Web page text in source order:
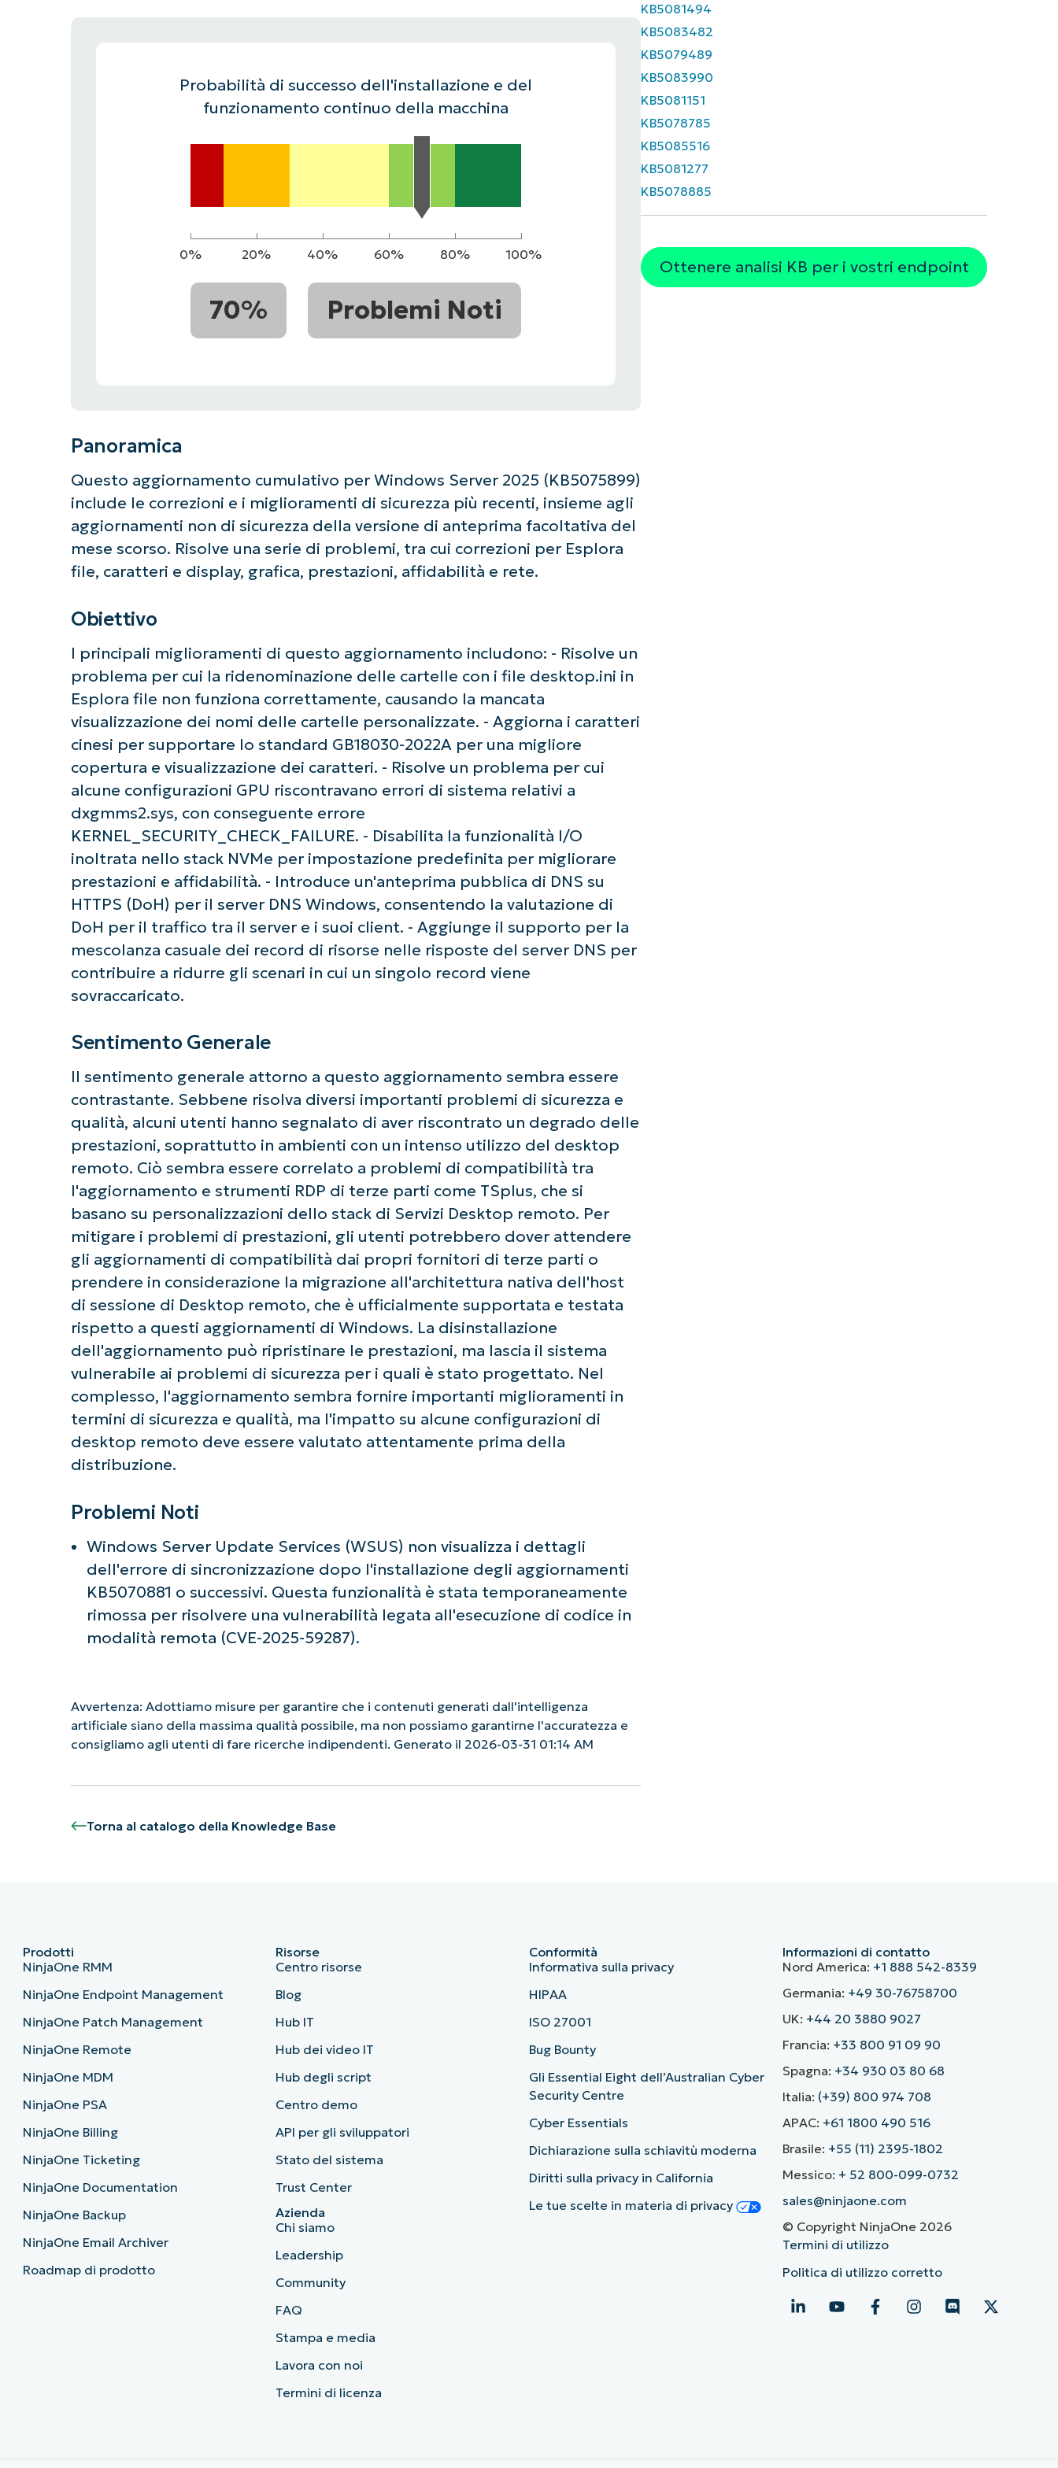
Probabilità di successo dell'installazione e del
funzionamento continuo della macchina
0% 20% 40% 60% 80% 100%
70% Problemi Noti
Panoramica
Questo aggiornamento cumulativo per Windows Server 2025 (KB5075899)
include le correzioni e i miglioramenti di sicurezza più recenti, insieme agli
aggiornamenti non di sicurezza della versione di anteprima facoltativa del
mese scorso. Risolve una serie di problemi, tra cui correzioni per Esplora
file, caratteri e display, grafica, prestazioni, affidabilità e rete.
Obiettivo
I principali miglioramenti di questo aggiornamento includono: - Risolve un
problema per cui la ridenominazione delle cartelle con i file desktop.ini in
Esplora file non funziona correttamente, causando la mancata
visualizzazione dei nomi delle cartelle personalizzate. - Aggiorna i caratteri
cinesi per supportare lo standard GB18030-2022A per una migliore
copertura e visualizzazione dei caratteri. - Risolve un problema per cui
alcune configurazioni GPU riscontravano errori di sistema relativi a
dxgmms2.sys, con conseguente errore
KERNEL_SECURITY_CHECK_FAILURE. - Disabilita la funzionalità I/O
inoltrata nello stack NVMe per impostazione predefinita per migliorare
prestazioni e affidabilità. - Introduce un'anteprima pubblica di DNS su
HTTPS (DoH) per il server DNS Windows, consentendo la valutazione di
DoH per il traffico tra il server e i suoi client. - Aggiunge il supporto per la
mescolanza casuale dei record di risorse nelle risposte del server DNS per
contribuire a ridurre gli scenari in cui un singolo record viene
sovraccaricato.
Sentimento Generale
Il sentimento generale attorno a questo aggiornamento sembra essere
contrastante. Sebbene risolva diversi importanti problemi di sicurezza e
qualità, alcuni utenti hanno segnalato di aver riscontrato un degrado delle
prestazioni, soprattutto in ambienti con un intenso utilizzo del desktop
remoto. Ciò sembra essere correlato a problemi di compatibilità tra
l'aggiornamento e strumenti RDP di terze parti come TSplus, che si
basano su personalizzazioni dello stack di Servizi Desktop remoto. Per
mitigare i problemi di prestazioni, gli utenti potrebbero dover attendere
gli aggiornamenti di compatibilità dai propri fornitori di terze parti o
prendere in considerazione la migrazione all'architettura nativa dell'host
di sessione di Desktop remoto, che è ufficialmente supportata e testata
rispetto a questi aggiornamenti di Windows. La disinstallazione
dell'aggiornamento può ripristinare le prestazioni, ma lascia il sistema
vulnerabile ai problemi di sicurezza per i quali è stato progettato. Nel
complesso, l'aggiornamento sembra fornire importanti miglioramenti in
termini di sicurezza e qualità, ma l'impatto su alcune configurazioni di
desktop remoto deve essere valutato attentamente prima della
distribuzione.
Problemi Noti
Windows Server Update Services (WSUS) non visualizza i dettagli
dell'errore di sincronizzazione dopo l'installazione degli aggiornamenti
KB5070881 o successivi. Questa funzionalità è stata temporaneamente
rimossa per risolvere una vulnerabilità legata all'esecuzione di codice in
modalità remota (CVE-2025-59287).
Avvertenza: Adottiamo misure per garantire che i contenuti generati dall'intelligenza
artificiale siano della massima qualità possibile, ma non possiamo garantirne l'accuratezza e
consigliamo agli utenti di fare ricerche indipendenti. Generato il 2026-03-31 01:14 AM
Torna al catalogo della Knowledge Base
KB5081494
KB5083482
KB5079489
KB5083990
KB5081151
KB5078785
KB5085516
KB5081277
KB5078885
Ottenere analisi KB per i vostri endpoint
Iniziate con le analisi KB guidate dall'AI di NinjaOne!
Non è richiesta alcuna carta di credito e si ha accesso completo a tutte le funzionalità.
First
Phone
Paese
Company
name*
Prodotti
NinjaOne RMM
NinjaOne Endpoint Management
NinjaOne Patch Management
NinjaOne Remote
NinjaOne MDM
NinjaOne PSA
NinjaOne Billing
NinjaOne Ticketing
NinjaOne Documentation
NinjaOne Backup
NinjaOne Email Archiver
Roadmap di prodotto
Risorse
Centro risorse
Blog
Hub IT
Hub dei video IT
Hub degli script
Centro demo
API per gli sviluppatori
Stato del sistema
Trust Center
Azienda
Chi siamo
Leadership
Community
FAQ
Stampa e media
Lavora con noi
Termini di licenza
Conformità
Informativa sulla privacy
HIPAA
ISO 27001
Bug Bounty
Gli Essential Eight dell’Australian Cyber
Security Centre
Cyber Essentials
Dichiarazione sulla schiavitù moderna
Diritti sulla privacy in California
Le tue scelte in materia di privacy
Informazioni di contatto
Nord America: +1 888 542-8339
Germania: +49 30-76758700
UK: +44 20 3880 9027
Francia: +33 800 91 09 90
Spagna: +34 930 03 80 68
Italia: (+39) 800 974 708
APAC: +61 1800 490 516
Brasile: +55 (11) 2395-1802
Messico: + 52 800-099-0732
sales@ninjaone.com
© Copyright NinjaOne 2026
Termini di utilizzo
Politica di utilizzo corretto